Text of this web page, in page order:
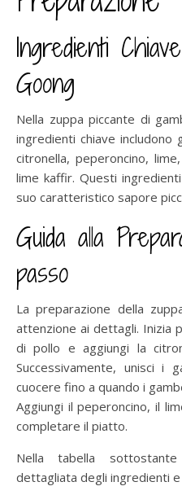
Ingredienti
Goong
Nella zuppa piccante di
ingredienti chiave includono
citronella, peperoncino,
lime kaffir. Questi
suo caratteristico sapore
Guida alla
passo
La preparazione della
attenzione ai dettagli. Inizia
di pollo e aggiungi la
Successivamente, unisci i
cuocere fino a quando i
Aggiungi il peperoncino, il
completare il piatto.
Nella tabella
dettagliata degli ingredienti